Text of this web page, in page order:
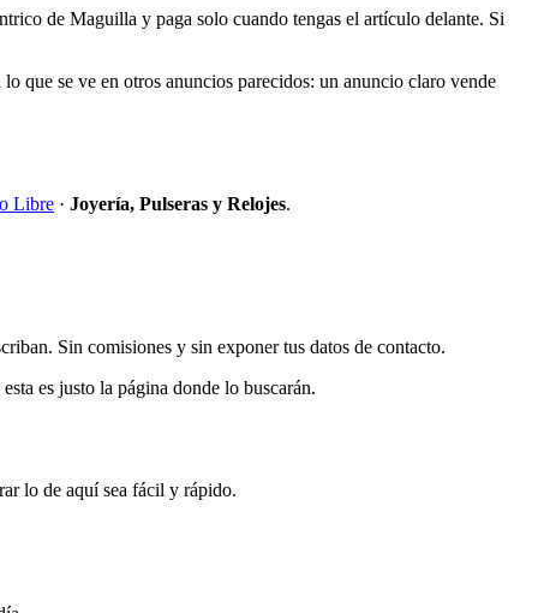
de Maguilla y paga solo cuando tengas el artículo delante. Si
que se ve en otros anuncios parecidos: un anuncio claro vende
Libre · Joyería, Pulseras y Relojes.
Sin comisiones y sin exponer tus datos de contacto.
es justo la página donde lo buscarán.
lo de aquí sea fácil y rápido.